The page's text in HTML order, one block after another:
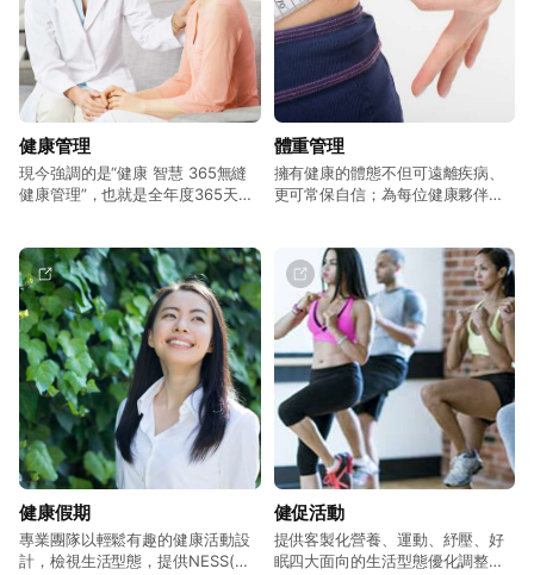
健康管理
現今強調的是“健康 智慧 365無縫
健康管理”，也就是全年度365天的
不健康因素，提高生命健康素質和
生活品質，以達到我們全人類生命
週期的健康目標，讓人們減輕病
痛、維持健康、延長壽命!
體重管理
擁有健康的體態不但可遠離疾病、
更可常保自信；為每位健康夥伴提
健康假期
專業團隊以輕鬆有趣的健康活動設
計，檢視生活型態，提供NESS(營
健促活動
提供客製化營養、運動、紓壓、好
眠四大面向的生活型態優化調整方